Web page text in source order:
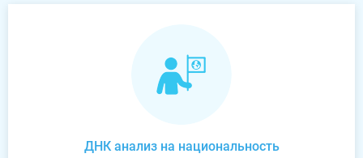
ДНК анализ на национальность